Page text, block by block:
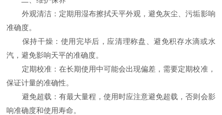
外观清洁：定期用湿布擦拭天平外观，避免灰尘、污垢影响
准确度。
保持干燥：使用完毕后，应清理称盘、避免积存水滴或水
汽，避免影响天平的准确度。
定期校准：在长期使用中可能会出现偏差，需要定期校准，
保证计量的准确性。
避免超载：有最大量程，使用时应注意避免超载，否则会影
响准确度和使用寿命。